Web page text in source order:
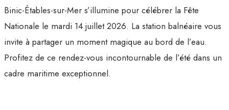
Binic-Étables-sur-Mer s’illumine pour célébrer la Fête
Nationale le mardi 14 juillet 2026. La station balnéaire vous
invite à partager un moment magique au bord de l’eau.
Profitez de ce rendez-vous incontournable de l’été dans un
cadre maritime exceptionnel.